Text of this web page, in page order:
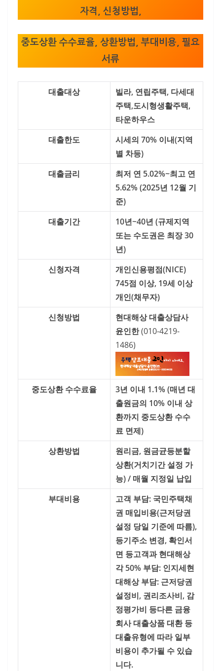
자격, 신청방법,
중도상환 수수료율, 상환방법, 부대비용, 필요
서류
대출대상
빌라, 연립주택, 다세대
주택,도시형생활주택,
타운하우스
대출한도
시세의 70% 이내(지역
별 차등)
대출금리
최저 연 5.02%~최고 연
5.62% (2025년 12월 기
준)
대출기간
10년~40년 (규제지역
또는 수도권은 최장 30
년)
신청자격
개인신용평점(NICE)
745점 이상, 19세 이상
개인(채무자)
신청방법
현대해상 대출상담사
윤인한(010-4219-
1486)
중도상환 수수료율 3년 이내 1.1% (매년 대
출원금의 10% 이내 상
환까지 중도상환 수수
료 면제)
상환방법
원리금, 원금균등분할
상환(거치기간 설정 가
능) / 매월 지정일 납입
부대비용
고객 부담: 국민주택채
권 매입비용(근저당권
설정 당일 기준에 따름),
등기주소 변경, 확인서
면 등고객과 현대해상
각 50% 부담: 인지세현
대해상 부담: 근저당권
설정비, 권리조사비, 감
정평가비 등다른 금융
회사 대출상품 대환 등
대출유형에 따라 일부
비용이 추가될 수 있습
니다.